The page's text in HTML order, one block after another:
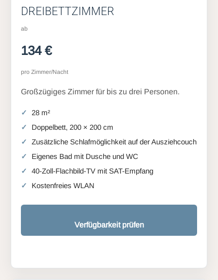
DREIBETTZIMMER
ab
134 €
pro Zimmer/Nacht
Großzügiges Zimmer für bis zu drei Personen.
28 m²
Doppelbett, 200 × 200 cm
Zusätzliche Schlafmöglichkeit auf der Ausziehcouch
Eigenes Bad mit Dusche und WC
40-Zoll-Flachbild-TV mit SAT-Empfang
Kostenfreies WLAN
Verfügbarkeit prüfen